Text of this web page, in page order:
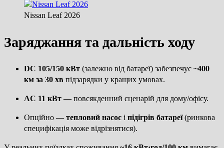
Nissan Leaf 2026
Заряджання та дальність ходу
DC 105/150 кВт (залежно від батареї) забезпечує ~400
км за 30 хв підзарядки у кращих умовах.
AC 11 кВт — повсякденний сценарій для дому/офісу.
Опційно — тепловий насос і підігрів батареї(ринкова
специфікація може відрізнятися).